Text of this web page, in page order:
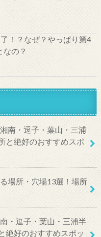
！？なぜ？やっぱり第4
の？
南・逗子・葉山・三浦
と絶好のおすすめスポ
場所・穴場13選！場所
・逗子・葉山・三浦半
絶好のおすすめスポッ